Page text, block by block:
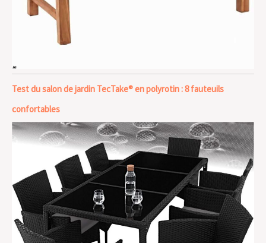
Test du salon de jardin TecTake® en polyrotin : 8 fauteuils
confortables